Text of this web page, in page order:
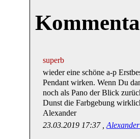
superb
wieder eine schöne a-p
Pendant wirken. Wenn Du
noch als Pano der Blick
Dunst die Farbgebung
Alexander
23.03.2019 17:37 ,